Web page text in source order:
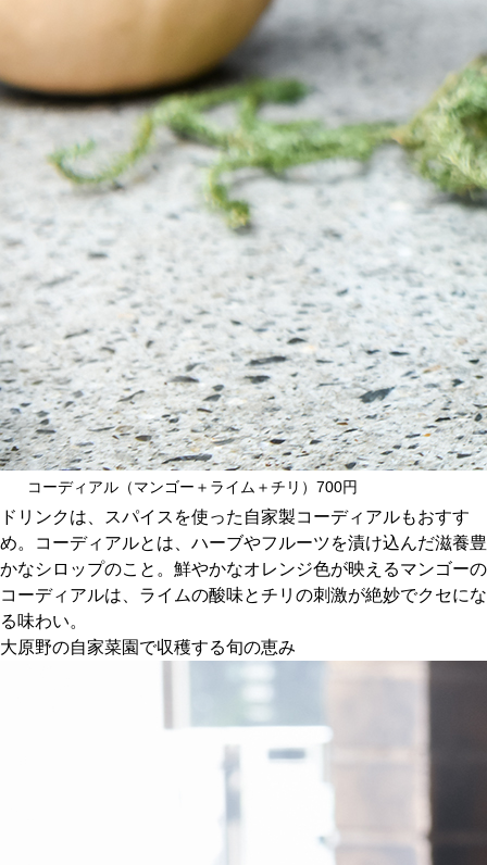
コーディアル（マンゴー＋ライム＋チリ）700円
ドリンクは、スパイスを使った自家製コーディアルもおすす
め。コーディアルとは、ハーブやフルーツを漬け込んだ滋養豊
かなシロップのこと。鮮やかなオレンジ色が映えるマンゴーの
コーディアルは、ライムの酸味とチリの刺激が絶妙でクセにな
る味わい。
大原野の自家菜園で収穫する旬の恵み